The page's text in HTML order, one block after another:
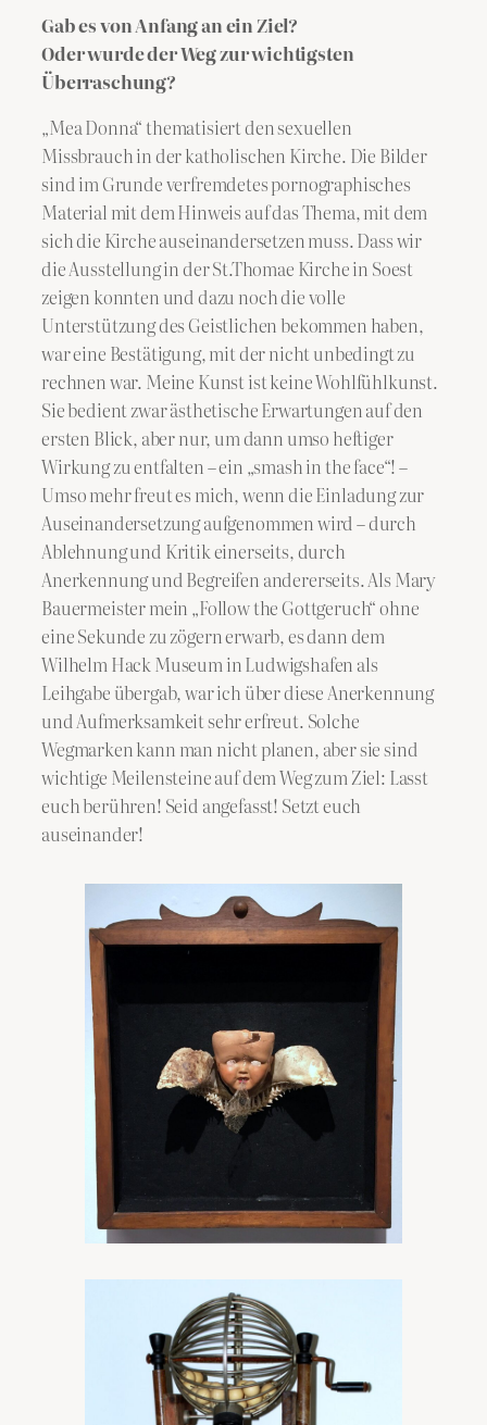
Gab es von Anfang an ein Ziel?
Oder wurde der Weg zur wichtigsten
Überraschung?
„Mea Donna“ thematisiert den sexuellen
Missbrauch in der katholischen Kirche. Die Bilder
sind im Grunde verfremdetes pornographisches
Material mit dem Hinweis auf das Thema, mit dem
sich die Kirche auseinandersetzen muss. Dass wir
die Ausstellung in der St.Thomae Kirche in Soest
zeigen konnten und dazu noch die volle
Unterstützung des Geistlichen bekommen haben,
war eine Bestätigung, mit der nicht unbedingt zu
rechnen war. Meine Kunst ist keine Wohlfühlkunst.
Sie bedient zwar ästhetische Erwartungen auf den
ersten Blick, aber nur, um dann umso heftiger
Wirkung zu entfalten – ein „smash in the face“! –
Umso mehr freut es mich, wenn die Einladung zur
Auseinandersetzung aufgenommen wird – durch
Ablehnung und Kritik einerseits, durch
Anerkennung und Begreifen andererseits. Als Mary
Bauermeister mein „Follow the Gottgeruch“ ohne
eine Sekunde zu zögern erwarb, es dann dem
Wilhelm Hack Museum in Ludwigshafen als
Leihgabe übergab, war ich über diese Anerkennung
und Aufmerksamkeit sehr erfreut. Solche
Wegmarken kann man nicht planen, aber sie sind
wichtige Meilensteine auf dem Weg zum Ziel: Lasst
euch berühren! Seid angefasst! Setzt euch
auseinander!